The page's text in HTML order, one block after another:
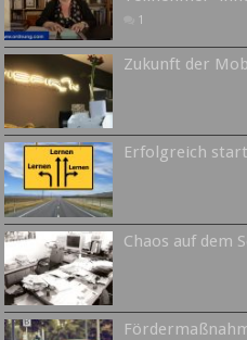
1
Zukunft der
Erfolgreich
Chaos auf dem